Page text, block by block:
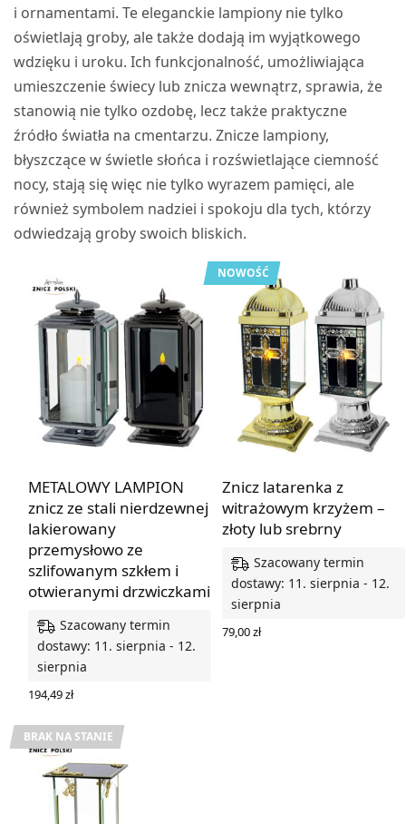
i ornamentami. Te eleganckie lampiony nie tylko
oświetlają groby, ale także dodają im wyjątkowego
wdzięku i uroku. Ich funkcjonalność, umożliwiająca
umieszczenie świecy lub znicza wewnątrz, sprawia, że
stanowią nie tylko ozdobę, lecz także praktyczne
źródło światła na cmentarzu. Znicze lampiony,
błyszczące w świetle słońca i rozświetlające ciemność
nocy, stają się więc nie tylko wyrazem pamięci, ale
również symbolem nadziei i spokoju dla tych, którzy
odwiedzają groby swoich bliskich.
METALOWY LAMPION
znicz ze stali nierdzewnej
lakierowany
przemysłowo ze
szlifowanym szkłem i
otwieranymi drzwiczkami
Szacowany termin
dostawy: 11. sierpnia - 12.
sierpnia
194,49zł
NOWOŚĆ
Znicz latarenka z
witrażowym krzyżem –
złoty lub srebrny
Szacowany termin
dostawy: 11. sierpnia - 12.
sierpnia
79,00zł
BRAK NA STANIE